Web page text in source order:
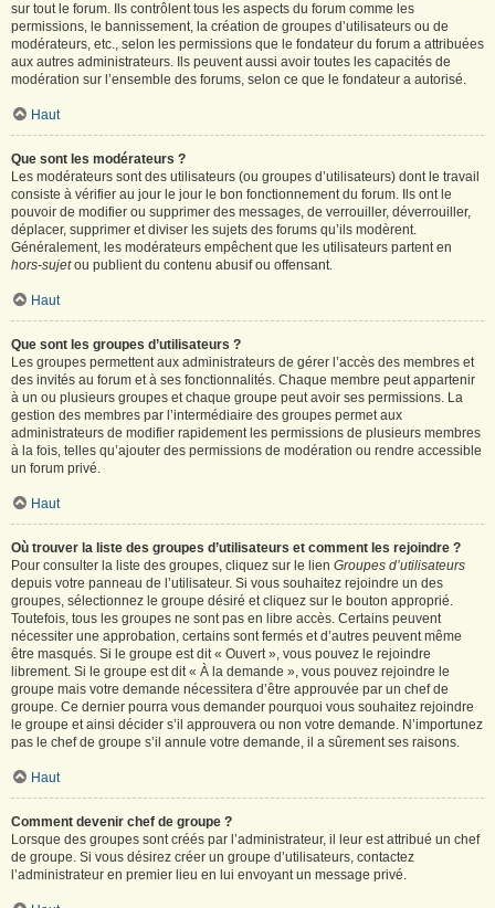
sur tout le forum. Ils contrôlent tous les aspects du forum comme les
permissions, le bannissement, la création de groupes d’utilisateurs ou de
modérateurs, etc., selon les permissions que le fondateur du forum a attribuées
aux autres administrateurs. Ils peuvent aussi avoir toutes les capacités de
modération sur l’ensemble des forums, selon ce que le fondateur a autorisé.
Haut
Que sont les modérateurs ?
Les modérateurs sont des utilisateurs (ou groupes d’utilisateurs) dont le travail
consiste à vérifier au jour le jour le bon fonctionnement du forum. Ils ont le
pouvoir de modifier ou supprimer des messages, de verrouiller, déverrouiller,
déplacer, supprimer et diviser les sujets des forums qu’ils modèrent.
Généralement, les modérateurs empêchent que les utilisateurs partent en
hors-sujetou publient du contenu abusif ou offensant.
Haut
Que sont les groupes d’utilisateurs ?
Les groupes permettent aux administrateurs de gérer l’accès des membres et
des invités au forum et à ses fonctionnalités. Chaque membre peut appartenir
à un ou plusieurs groupes et chaque groupe peut avoir ses permissions. La
gestion des membres par l’intermédiaire des groupes permet aux
administrateurs de modifier rapidement les permissions de plusieurs membres
à la fois, telles qu’ajouter des permissions de modération ou rendre accessible
un forum privé.
Haut
Où trouver la liste des groupes d’utilisateurs et comment les rejoindre ?
Pour consulter la liste des groupes, cliquez sur le lien Groupes d’utilisateurs
depuis votre panneau de l’utilisateur. Si vous souhaitez rejoindre un des
groupes, sélectionnez le groupe désiré et cliquez sur le bouton approprié.
Toutefois, tous les groupes ne sont pas en libre accès. Certains peuvent
nécessiter une approbation, certains sont fermés et d’autres peuvent même
être masqués. Si le groupe est dit « Ouvert », vous pouvez le rejoindre
librement. Si le groupe est dit « À la demande », vous pouvez rejoindre le
groupe mais votre demande nécessitera d’être approuvée par un chef de
groupe. Ce dernier pourra vous demander pourquoi vous souhaitez rejoindre
le groupe et ainsi décider s’il approuvera ou non votre demande. N’importunez
pas le chef de groupe s’il annule votre demande, il a sûrement ses raisons.
Haut
Comment devenir chef de groupe ?
Lorsque des groupes sont créés par l’administrateur, il leur est attribué un chef
de groupe. Si vous désirez créer un groupe d’utilisateurs, contactez
l’administrateur en premier lieu en lui envoyant un message privé.